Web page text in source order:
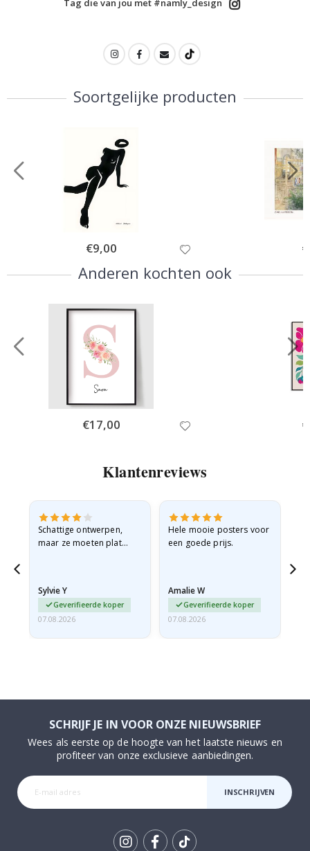
Tag die van jou met #namly_design
Soortgelijke producten
Special
Price
€9,00
Anderen kochten ook
Special
Price
€17,00
Klantenreviews
Schattige ontwerpen,
maar ze moeten plat
beetje…
Sylvie Y
Geverifieerde koper
07.08.2026
Hele mooie posters voor
een goede prijs.
Amalie W
Geverifieerde koper
07.08.2026
SCHRIJF JE IN VOOR ONZE NIEUWSBRIEF
Wees als eerste op de hoogte van het laatste nieuws en
profiteer van onze exclusieve aanbiedingen.
INSCHRIJVEN